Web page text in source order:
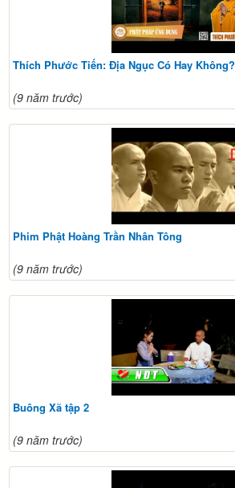
Thích Phước Tiến: Địa Ngục Có Hay Không?
(9 năm trước)
Phim Phật Hoàng Trần Nhân Tông
(9 năm trước)
Buông Xã tập 2
(9 năm trước)